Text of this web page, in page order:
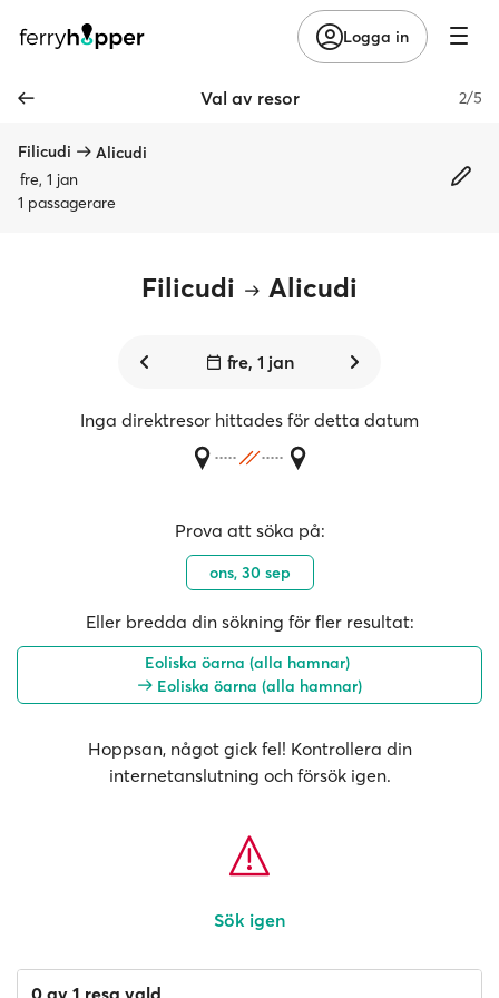
Logga in
Val av resor 2/5
Filicudi
Alicudi
fre, 1 jan
1 passagerare
Filicudi Alicudi
fre, 1 jan
Inga direktresor hittades för detta datum
Prova att söka på:
ons, 30 sep
Eller bredda din sökning för fler resultat:
Eoliska öarna (alla hamnar)
Eoliska öarna (alla hamnar)
Hoppsan, något gick fel! Kontrollera din
internetanslutning och försök igen.
Sök igen
0 av 1 resa vald